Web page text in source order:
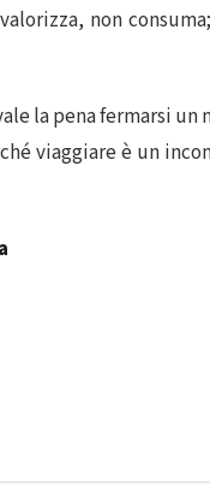
non
la pena fermarsi
viaggiare è un